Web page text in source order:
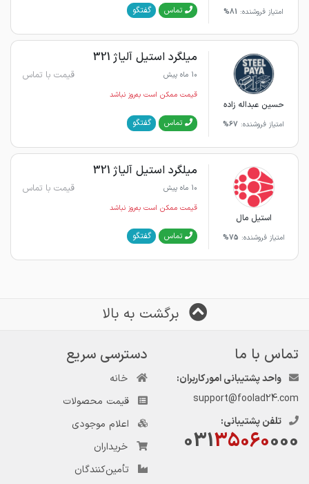
امتیاز فروشنده: 81% تماس گفتگو
حسین عبداله زاده
امتیاز فروشنده: 67%
میلگرد استیل آلیاژ 321
10 ماه پیش قیمت با تماس
قیمت ممکن است به‌روز نباشد
تماس گفتگو
استیل مال
امتیاز فروشنده: 75%
میلگرد استیل آلیاژ 321
10 ماه پیش قیمت با تماس
قیمت ممکن است به‌روز نباشد
تماس گفتگو
برگشت به بالا
تماس با ما
واحد پشتیبانی امور کاربران:
support@foolad24.com
تلفن پشتیبانی:
03135060000
دسترسی سریع
خانه
قیمت محصولات
اعلام موجودی
خریداران
تأمین‌کنندگان